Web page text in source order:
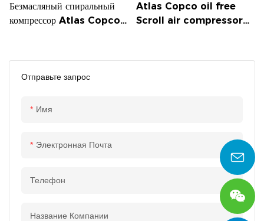
Отправьте запрос
Имя
Электронная Почта
Телефон
Название Компании
Безмасляный спиральный
компрессор Atlas Copco
Atlas Copco oil free
Scroll air compressor